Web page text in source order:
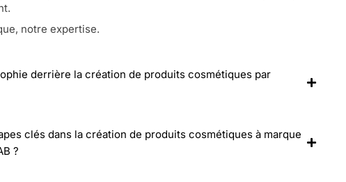
notre expertise.
derrière la création de produits cosmétiques par
clés dans la création de produits cosmétiques à marque
?